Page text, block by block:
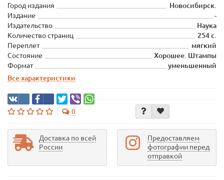
Город издания
Новосибирск.
Издание
-
Издательство
Наука
Количество страниц
254 с.
Переплет
мягкий
Состояние
Хорошее. Штампы
Формат
уменьшенный
Все характеристики
0
Доставка по всей
России
Предоставляем
фотографии перед
отправкой